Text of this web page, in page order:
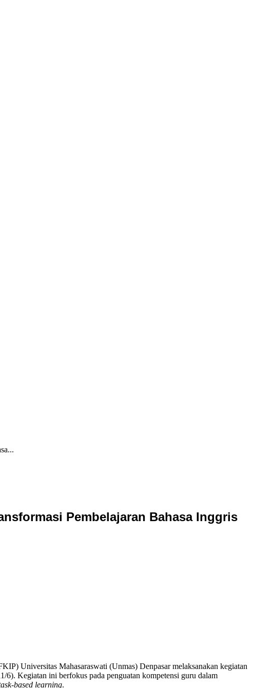
Pembelajaran Bahasa Inggris
Universitas Mahasaraswati (Unmas) Denpasar melaksanakan kegiatan
Kegiatan ini berfokus pada penguatan kompetensi guru dalam
based learning.